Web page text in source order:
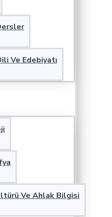
Ve Edebiyatı
Ve Ahlak Bilgisi